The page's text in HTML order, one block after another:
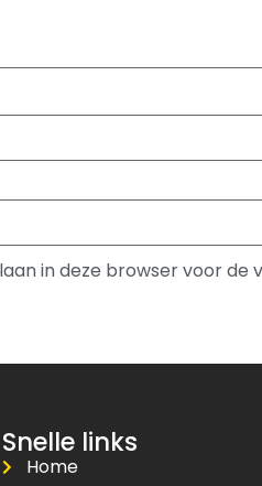
in deze browser voor
Snelle links
Home